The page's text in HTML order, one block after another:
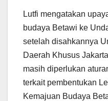
Lutfi mengatakan
budaya Betawi ke
setelah disahkannya
Daerah Khusus
masih diperlukan
terkait pembentukan
Kemajuan Budaya